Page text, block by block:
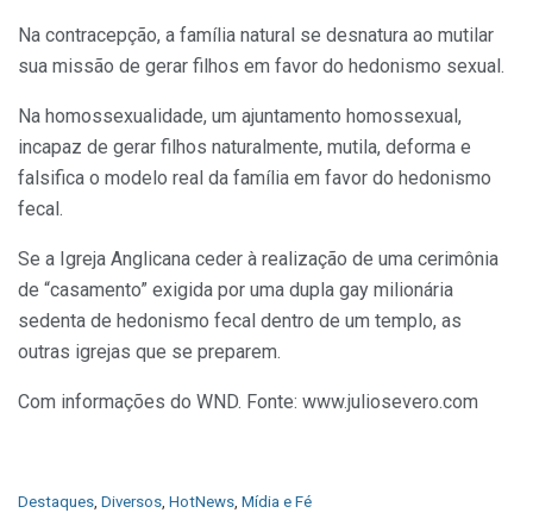
Na contracepção, a família natural se desnatura ao mutilar
sua missão de gerar filhos em favor do hedonismo sexual.
Na homossexualidade, um ajuntamento homossexual,
incapaz de gerar filhos naturalmente, mutila, deforma e
falsifica o modelo real da família em favor do hedonismo
fecal.
Se a Igreja Anglicana ceder à realização de uma cerimônia
de “casamento” exigida por uma dupla gay milionária
sedenta de hedonismo fecal dentro de um templo, as
outras igrejas que se preparem.
Com informações do WND. Fonte: www.juliosevero.com
C
Destaques, Diversos, HotNews, Mídia e Fé